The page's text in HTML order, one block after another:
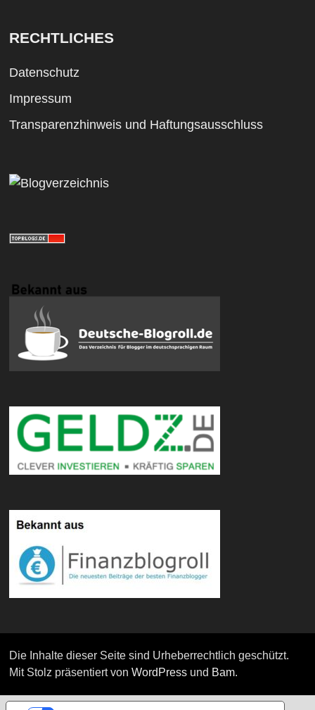
RECHTLICHES
Datenschutz
Impressum
Transparenzhinweis und Haftungsausschluss
Die Inhalte dieser Seite sind Urheberrechtlich geschützt.
Mit Stolz präsentiert von WordPressund Bam.